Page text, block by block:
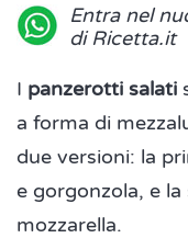
Entra nel
di Ricetta.it
I panzerotti salati
a forma di
due versioni: la
e gorgonzola, e
mozzarella.